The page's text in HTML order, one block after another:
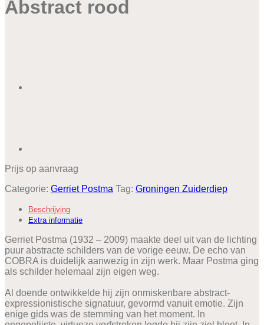
Abstract rood
Prijs op aanvraag
Categorie: Gerriet Postma Tag: Groningen Zuiderdiep
Beschrijving
Extra informatie
Gerriet Postma (1932 – 2009) maakte deel uit van de lichting
puur abstracte schilders van de vorige eeuw. De echo van
COBRA is duidelijk aanwezig in zijn werk. Maar Postma ging
als schilder helemaal zijn eigen weg.
Al doende ontwikkelde hij zijn onmiskenbare abstract-
expressionistische signatuur, gevormd vanuit emotie. Zijn
enige gids was de stemming van het moment. In